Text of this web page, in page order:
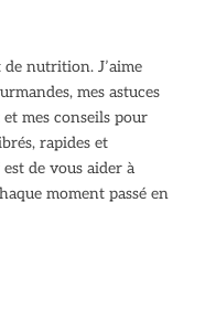
de nutrition. J’aime
mes astuces
mes conseils pour
rapides et
de vous aider à
moment passé en